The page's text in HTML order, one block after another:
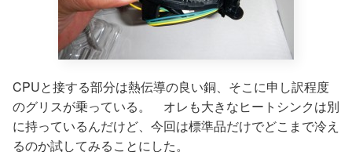
CPUと接する部分は熱伝導の良い銅、そこに申し訳程度
のグリスが乗っている。 オレも大きなヒートシンクは別
に持っているんだけど、今回は標準品だけでどこまで冷え
るのか試してみることにした。